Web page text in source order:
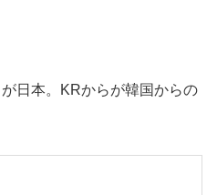
日本。KRからが韓国からの